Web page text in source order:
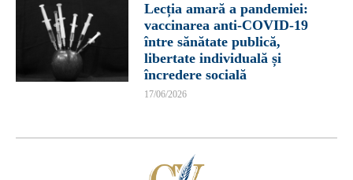
Lecția amară a pandemiei:
vaccinarea anti-COVID-19
între sănătate publică,
libertate individuală și
încredere socială
17/06/2026